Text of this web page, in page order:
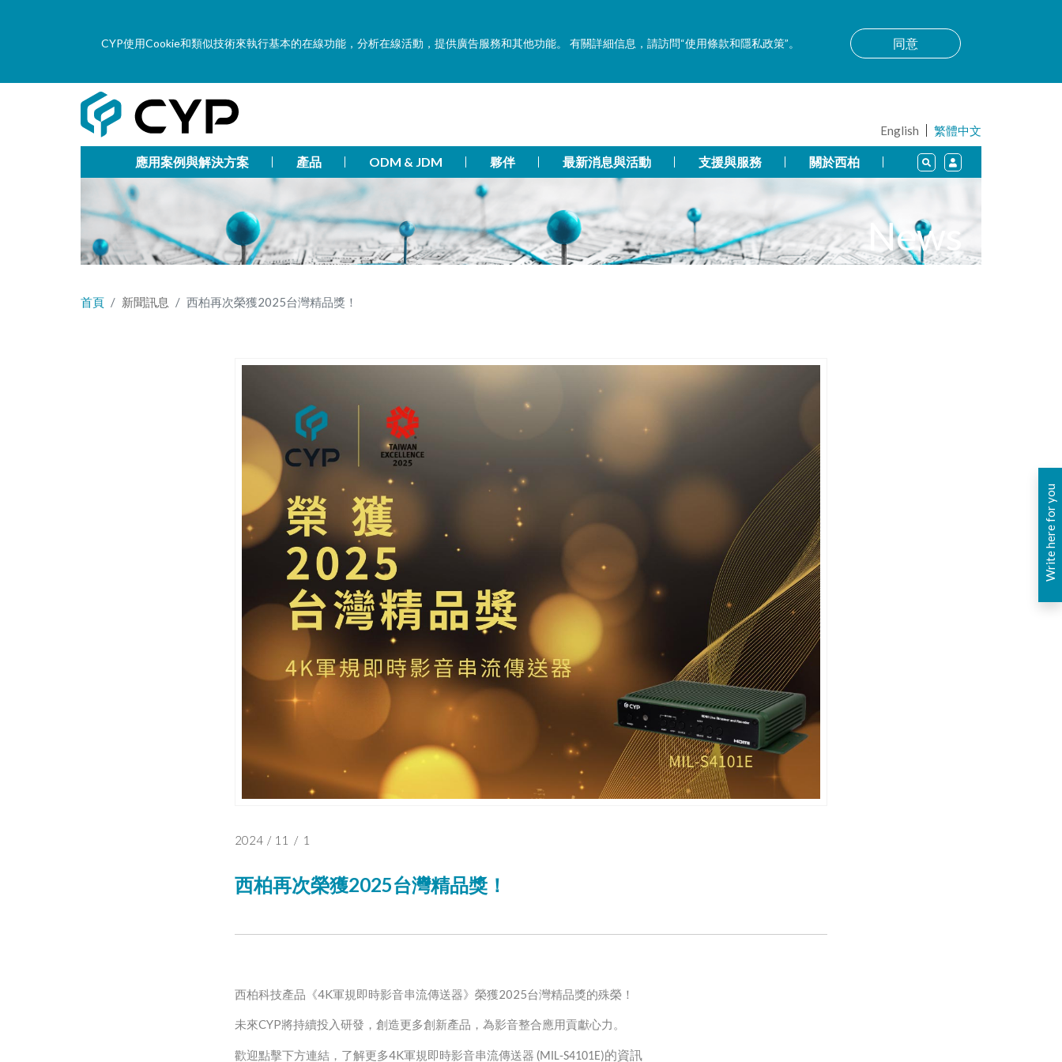
CYP使用Cookie和類似技術來執行基本的在線功能，分析在線活動，提供廣告服務和其他功能。 有關詳細信息，請訪問“使用條款和隱私政策”。 同意
Write here for you
English 繁體中文
應用案例與解決方案 產品 ODM & JDM 夥伴 最新消息與活動 支援與服務 關於西柏
News
首頁 新聞訊息 西柏再次榮獲2025台灣精品獎！
2024 / 11 / 1
西柏再次榮獲2025台灣精品獎！
西柏科技產品《4K軍規即時影音串流傳送器》榮獲2025台灣精品獎的殊榮！
未來CYP將持續投入研發，創造更多創新產品，為影音整合應用貢獻心力。
歡迎點擊下方連結，了解更多4K軍規即時影音串流傳送器 (MIL-S4101E)的資訊